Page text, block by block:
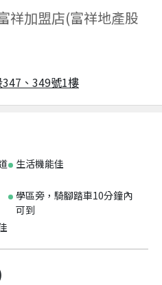
祥加盟店(富祥地產股
、349號1樓
生活機能佳
學區旁，騎腳踏車10分鐘內
可到